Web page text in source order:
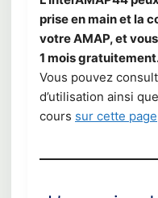
prise en main et la
votre AMAP, et
1 mois
Vous pouvez
d’utilisation ainsi
cours sur cette page